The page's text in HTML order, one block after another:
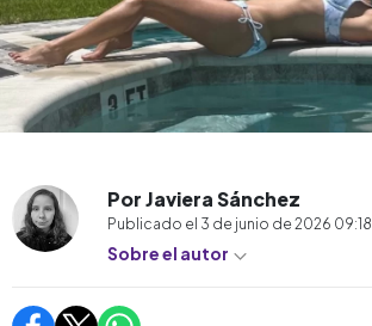
Por Javiera Sánchez
Publicado el 3 de junio de 2026 09:18
Sobre el autor